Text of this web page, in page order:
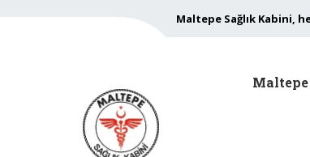
Maltepe Sağlık Kabini,
Maltepe